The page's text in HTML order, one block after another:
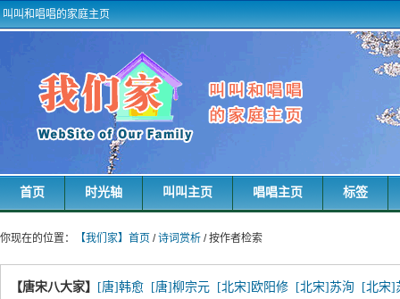
叫叫和唱唱的家庭主页
首页 时光轴 叫叫主页 唱唱主页 标签
你现在的位置： 【我们家】首页 /诗词赏析 / 按作者检索
【唐宋八大家】 [唐]韩愈 [唐]柳宗元 [北宋]欧阳修 [北宋]苏洵
[北宋]